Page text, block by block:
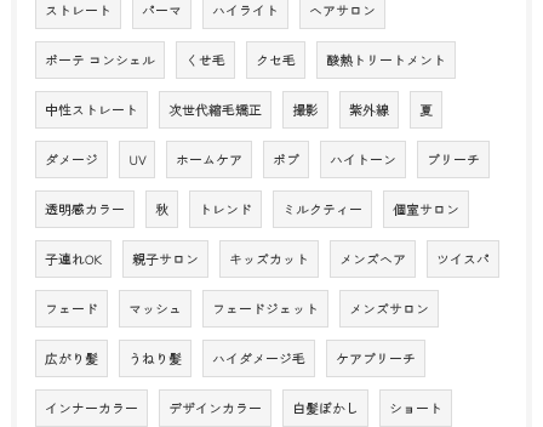
ストレート パーマ ハイライト ヘアサロン
ボーテ コンシェル くせ毛 クセ毛 酸熱トリートメント
中性ストレート 次世代縮毛矯正 撮影 紫外線 夏
ダメージ UV ホームケア ボブ ハイトーン ブリーチ
透明感カラー 秋 トレンド ミルクティー 個室サロン
子連れOK 親子サロン キッズカット メンズヘア ツイスパ
フェード マッシュ フェードジェット メンズサロン
広がり髪 うねり髪 ハイダメージ毛 ケアブリーチ
インナーカラー デザインカラー 白髪ぼかし ショート